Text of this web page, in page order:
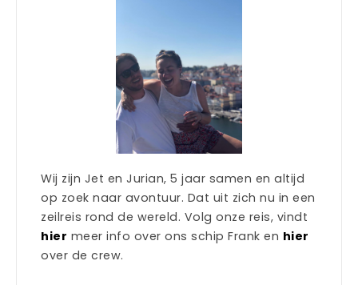
Wij zijn Jet en Jurian, 5 jaar samen en altijd
op zoek naar avontuur. Dat uit zich nu in een
zeilreis rond de wereld. Volg onze reis, vindt
hier meer info over ons schip Frank en hier
over de crew.